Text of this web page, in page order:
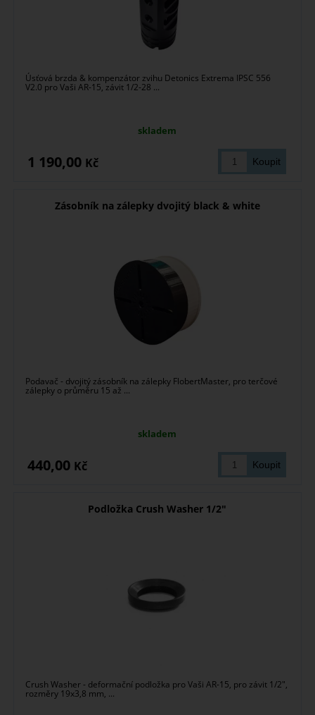
Úsťová brzda & kompenzátor zvihu Detonics Extrema IPSC 556
V2.0 pro Vaši AR-15, závit 1/2-28 ...
skladem
1 190,00 Kč
Zásobník na zálepky dvojitý black & white
Podavač - dvojitý zásobník na zálepky FlobertMaster, pro terčové
zálepky o průměru 15 až ...
skladem
440,00 Kč
Podložka Crush Washer 1/2"
Crush Washer - deformační podložka pro Vaši AR-15, pro závit 1/2",
rozměry 19x3,8 mm, ...